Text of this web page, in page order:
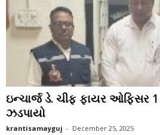
ઇન્ચાર્જ ડે. ચીફ ફાયર ઓફિસર
ઝડપાયો
krantisamayguj - December 25, 2025